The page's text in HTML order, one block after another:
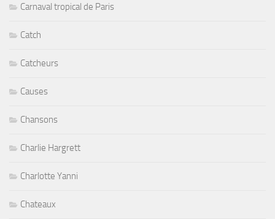
Carnaval tropical de Paris
Catch
Catcheurs
Causes
Chansons
Charlie Hargrett
Charlotte Yanni
Chateaux